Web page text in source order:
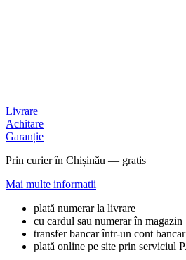
Livrare
Achitare
Garanție
Prin curier în Chișinău — gratis
Mai multe informatii
plată numerar la livrare
cu cardul sau numerar în magazin
transfer bancar într-un cont bancar
plată online pe site prin serviciul